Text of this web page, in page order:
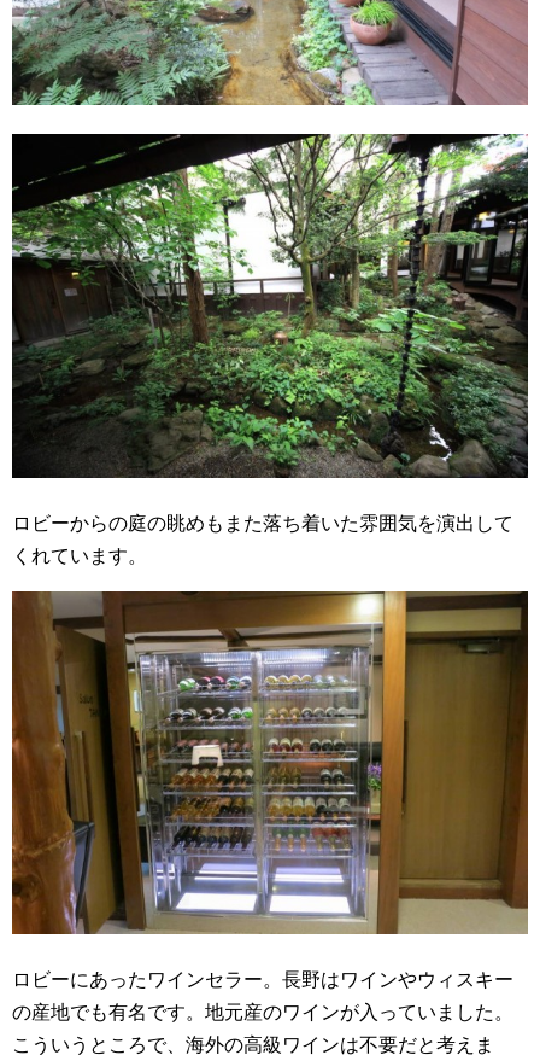
ロビーからの庭の眺めもまた落ち着いた雰囲気を演出して
くれています。
ロビーにあったワインセラー。長野はワインやウィスキー
の産地でも有名です。地元産のワインが入っていました。
こういうところで、海外の高級ワインは不要だと考えま